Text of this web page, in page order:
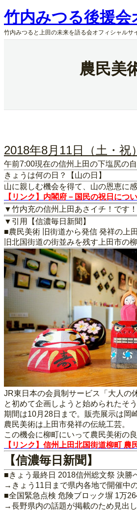
内
容
を
ス
竹内みつる後援
竹内みつると上田の未来を語る会オフィシャルサ
農民美
2018年8月11日（土・祝）
午前7:00現在の信州上田の下塩尻の
きょうは何の日？【山の日】
山に親しむ機会を得て、山の恩恵に
【リンク】内閣府－国民の祝日につ
▼竹内充の信州上田あさイチ！です
▼引用【信濃毎日新聞】
■農民美術 旧街道から発信 発祥の上
旧北国街道の街並みを残す上田市の
JR東日本の会員制サービス「大人の
と初めて企画しようと始められたそう
期間は10月28日まで。販売展示は岡
農民美術は上田市発祥の伝統工芸。
この機会に柳町にいって農民美術の
【リンク】信州上田北国街道柳町
【信濃毎日新聞】
■きょう最終日 2018信州総文祭 決勝
→きょう11日まで県内各地で開催中
■全国緊急点検 危険ブロック塀 1万
→長野県内の話題が掲載のため見出